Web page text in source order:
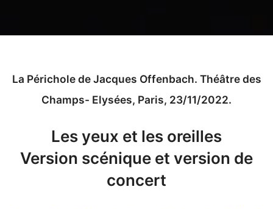
La Périchole de Jacques Offenbach. Théâtre des
Champs- Elysées, Paris, 23/11/2022.
Les yeux et les oreilles
Version scénique et version de
concert